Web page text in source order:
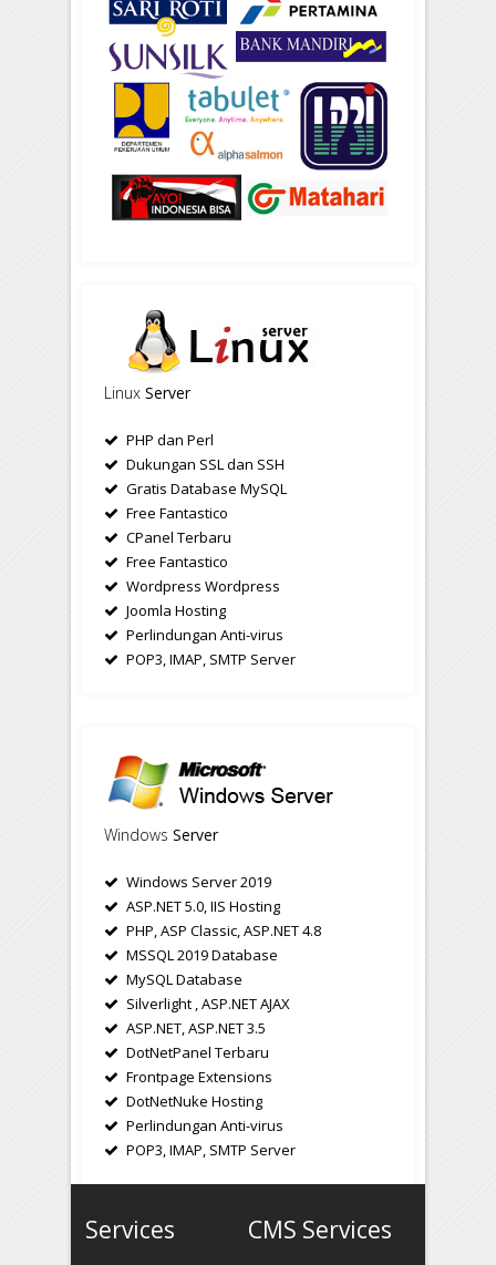
Linux Server
PHP dan Perl
Dukungan SSL dan SSH
Gratis Database MySQL
Free Fantastico
CPanel Terbaru
Free Fantastico
Wordpress Wordpress
Joomla Hosting
Perlindungan Anti-virus
POP3, IMAP, SMTP Server
Windows Server
Windows Server 2019
ASP.NET 5.0, IIS Hosting
PHP, ASP Classic, ASP.NET 4.8
MSSQL 2019 Database
MySQL Database
Silverlight , ASP.NET AJAX
ASP.NET, ASP.NET 3.5
DotNetPanel Terbaru
Frontpage Extensions
DotNetNuke Hosting
Perlindungan Anti-virus
POP3, IMAP, SMTP Server
Services CMS Services